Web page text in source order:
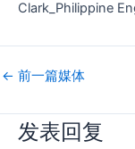
Clark_Philippine
← 前一篇媒体
发表回复